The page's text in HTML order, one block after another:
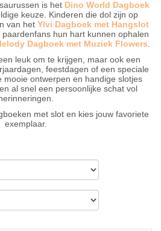
is het Dino World Dagboek
keuze. Kinderen die dol zijn op
van het Ylvi Dagboek met Hangslot
paardenfans hun hart kunnen ophalen
Dagboek met Muziek Flowers
leuk om te krijgen, maar ook een
feestdagen of een speciale
mooie ontwerpen en handige slotjes
al snel een persoonlijke schat vol
met slot en kies jouw favoriete
exemplaar.